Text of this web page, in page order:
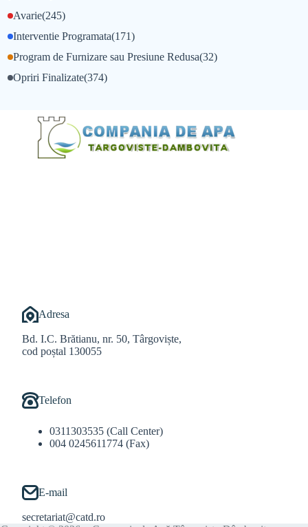
Avarie(245)
Interventie Programata(171)
Opriri Finalizate(374)
Program de Furnizare sau Presiune Redusa(32)
Adresa
Bd. I.C. Brătianu, nr. 50, Târgoviște,
cod poștal 130055
Telefon
0311303535 (Call Center)
004 0245611774 (Fax)
E-mail
secretariat@catd.ro